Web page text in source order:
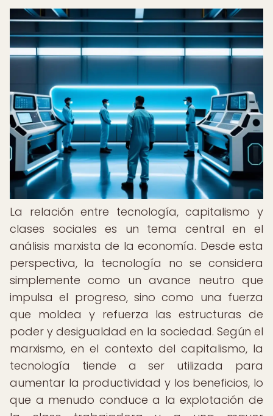
La relación entre tecnología, capitalismo y
clases sociales es un tema central en el
análisis marxista de la economía. Desde esta
perspectiva, la tecnología no se considera
simplemente como un avance neutro que
impulsa el progreso, sino como una fuerza
que moldea y refuerza las estructuras de
poder y desigualdad en la sociedad. Según el
marxismo, en el contexto del capitalismo, la
tecnología tiende a ser utilizada para
aumentar la productividad y los beneficios, lo
que a menudo conduce a la explotación de